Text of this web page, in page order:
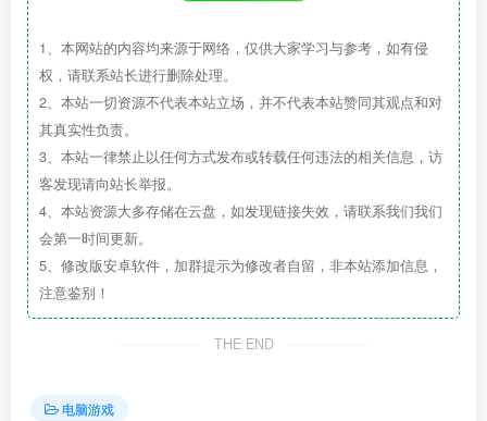
1、本网站的内容均来源于网络，仅供大家学习与参考，如有侵
权，请联系站长进行删除处理。
2、本站一切资源不代表本站立场，并不代表本站赞同其观点和对
其真实性负责。
3、本站一律禁止以任何方式发布或转载任何违法的相关信息，访
客发现请向站长举报。
4、本站资源大多存储在云盘，如发现链接失效，请联系我们我们
会第一时间更新。
5、修改版安卓软件，加群提示为修改者自留，非本站添加信息，
注意鉴别！
THE END
电脑游戏